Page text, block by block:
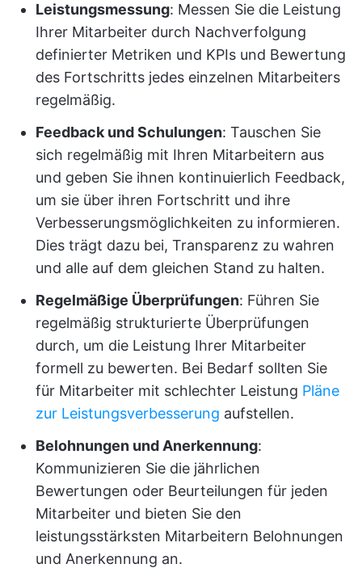
Leistungsmessung: Messen Sie die Leistung
Ihrer Mitarbeiter durch Nachverfolgung
definierter Metriken und KPIs und Bewertung
des Fortschritts jedes einzelnen Mitarbeiters
regelmäßig.
Feedback und Schulungen: Tauschen Sie
sich regelmäßig mit Ihren Mitarbeitern aus
und geben Sie ihnen kontinuierlich Feedback,
um sie über ihren Fortschritt und ihre
Verbesserungsmöglichkeiten zu informieren.
Dies trägt dazu bei, Transparenz zu wahren
und alle auf dem gleichen Stand zu halten.
Regelmäßige Überprüfungen: Führen Sie
regelmäßig strukturierte Überprüfungen
durch, um die Leistung Ihrer Mitarbeiter
formell zu bewerten. Bei Bedarf sollten Sie
für Mitarbeiter mit schlechter Leistung Pläne
zur Leistungsverbesserung aufstellen.
Belohnungen und Anerkennung:
Kommunizieren Sie die jährlichen
Bewertungen oder Beurteilungen für jeden
Mitarbeiter und bieten Sie den
leistungsstärksten Mitarbeitern Belohnungen
und Anerkennung an.